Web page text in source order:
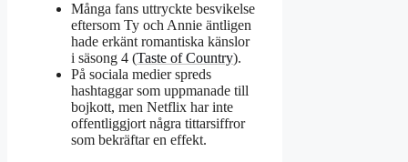
Många fans uttryckte besvikelse
eftersom Ty och Annie äntligen
hade erkänt romantiska känslor
i säsong 4 (Taste of Country).
På sociala medier spreds
hashtaggar som uppmanade till
bojkott, men Netflix har inte
offentliggjort några tittarsiffror
som bekräftar en effekt.